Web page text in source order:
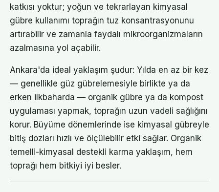
katkısı yoktur; yoğun ve tekrarlayan kimyasal
gübre kullanımı toprağın tuz konsantrasyonunu
artırabilir ve zamanla faydalı mikroorganizmaların
azalmasına yol açabilir.
Ankara'da ideal yaklaşım şudur: Yılda en az bir kez
— genellikle güz gübrelemesiyle birlikte ya da
erken ilkbaharda — organik gübre ya da kompost
uygulaması yapmak, toprağın uzun vadeli sağlığını
korur. Büyüme dönemlerinde ise kimyasal gübreyle
bitiş dozları hızlı ve ölçülebilir etki sağlar. Organik
temelli-kimyasal destekli karma yaklaşım, hem
toprağı hem bitkiyi iyi besler.